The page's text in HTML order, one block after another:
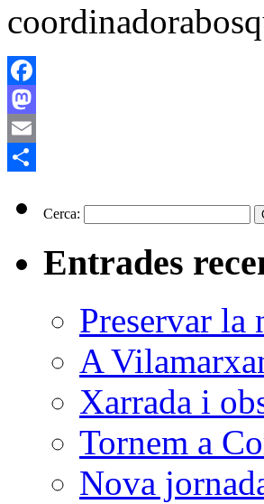
Facebook
Mastodon
Email
Cerca:
Entrades
Preservar
A
Xarrada i
Tornem a
Nova